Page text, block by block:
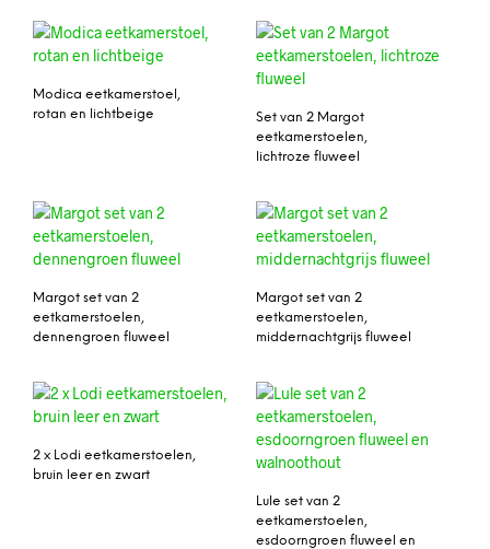
Modica eetkamerstoel,
rotan en lichtbeige
Set van 2 Margot
eetkamerstoelen,
lichtroze fluweel
Margot set van 2
eetkamerstoelen,
dennengroen fluweel
Margot set van 2
eetkamerstoelen,
middernachtgrijs fluweel
2 x Lodi eetkamerstoelen,
bruin leer en zwart
Lule set van 2
eetkamerstoelen,
esdoorngroen fluweel en